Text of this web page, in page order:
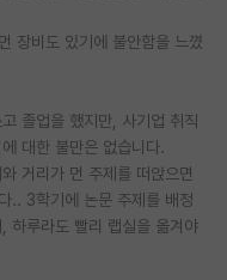
장비도 있기에 불안함을 느꼈
졸업을 했지만, 사기업 취직
대한 불만은 없습니다.
거리가 먼 주제를 떠앉으면
.. 3학기에 논문 주제를 배정
하루라도 빨리 랩실을 옮겨야